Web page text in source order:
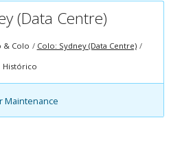
(Data Centre)
& Colo
Colo: Sydney (Data Centre)
Histórico
Maintenance